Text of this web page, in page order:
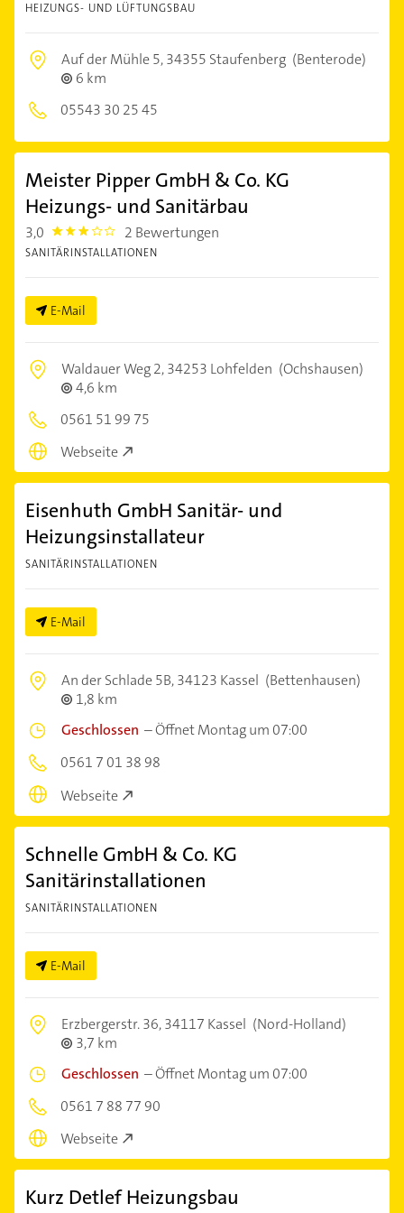
HEIZUNGS- UND LÜFTUNGSBAU
Auf der Mühle 5,34355 Staufenberg (Benterode)
6 km
05543 30 25 45
Meister Pipper GmbH & Co. KG
Heizungs- und Sanitärbau
3,0 3.0 2 Bewertungen
SANITÄRINSTALLATIONEN
E-Mail
Waldauer Weg 2,34253 Lohfelden (Ochshausen)
4,6 km
0561 51 99 75
Webseite
Eisenhuth GmbH Sanitär- und
Heizungsinstallateur
SANITÄRINSTALLATIONEN
E-Mail
An der Schlade 5B,34123 Kassel (Bettenhausen)
1,8 km
Geschlossen –Öffnet Montag um 07:00
0561 7 01 38 98
Webseite
Schnelle GmbH & Co. KG
Sanitärinstallationen
SANITÄRINSTALLATIONEN
E-Mail
Erzbergerstr. 36,34117 Kassel (Nord-Holland)
3,7 km
Geschlossen –Öffnet Montag um 07:00
0561 7 88 77 90
Webseite
Kurz Detlef Heizungsbau